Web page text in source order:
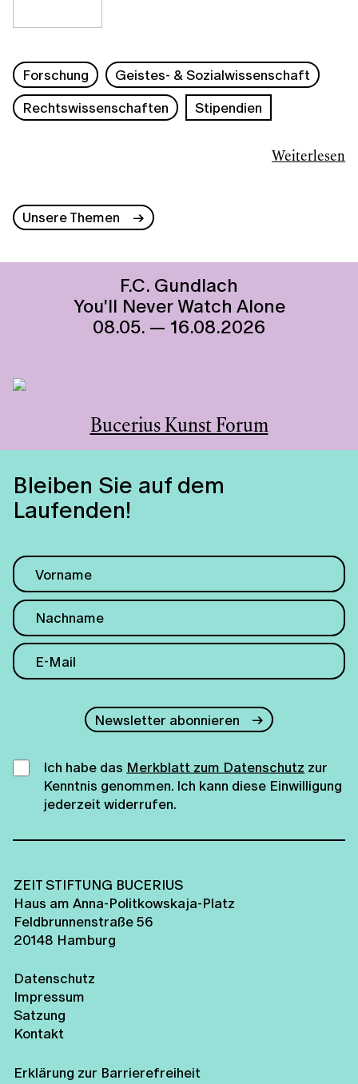
Weiterlesen
Forschung
Geistes- & Sozialwissenschaft
Rechtswissenschaften
Stipendien
Unsere Themen
F.C. Gundlach
You'll Never Watch Alone
08.05. — 16.08.2026
Bucerius Kunst Forum
Bleiben Sie auf dem
Laufenden!
Newsletter abonnieren
Ich habe das Merkblatt zum Datenschutz zur
Kenntnis genommen. Ich kann diese Einwilligung
jederzeit widerrufen.
ZEIT STIFTUNG BUCERIUS
Haus am Anna-Politkowskaja-Platz
Feldbrunnenstraße 56
20148 Hamburg
Datenschutz
Impressum
Satzung
Kontakt
Erklärung zur Barrierefreiheit